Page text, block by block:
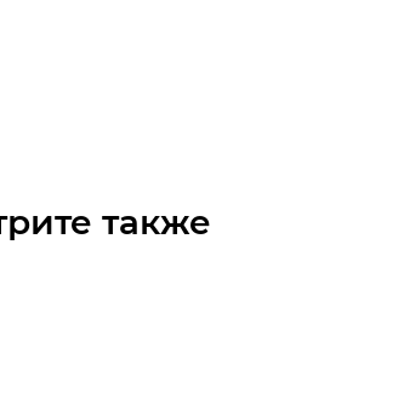
также